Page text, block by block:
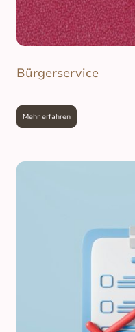
Bürgerservice
Mehr erfahren